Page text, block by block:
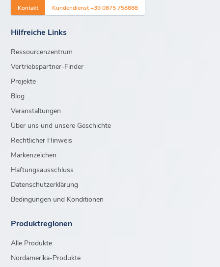
Kontakt Kundendienst +39 0875 758888
Hilfreiche Links
Ressourcenzentrum
Vertriebspartner-Finder
Projekte
Blog
Veranstaltungen
Über uns und unsere Geschichte
Rechtlicher Hinweis
Markenzeichen
Haftungsausschluss
Datenschutzerklärung
Bedingungen und Konditionen
Produktregionen
Alle Produkte
Nordamerika-Produkte